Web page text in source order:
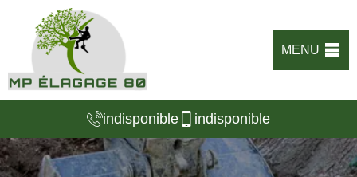
MENU
indisponible indisponible